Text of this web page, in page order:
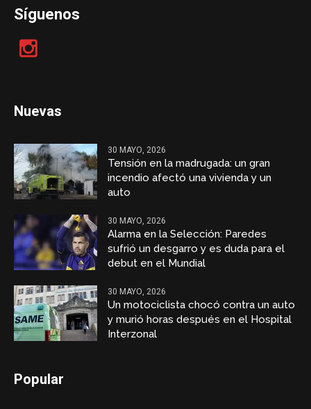
Síguenos
Nuevas
30 MAYO, 2026
Tensión en la madrugada: un gran
incendio afectó una vivienda y un
auto
30 MAYO, 2026
Alarma en la Selección: Paredes
sufrió un desgarro y es duda para el
debut en el Mundial
30 MAYO, 2026
Un motociclista chocó contra un auto
y murió horas después en el Hospital
Interzonal
Popular